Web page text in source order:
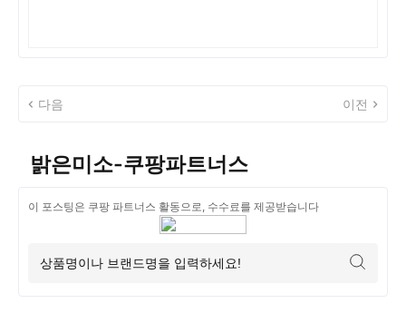
다음 이전
밝은미소-쿠팡파트너스
이 포스팅은 쿠팡 파트너스 활동으로, 수수료를 제공받습니다